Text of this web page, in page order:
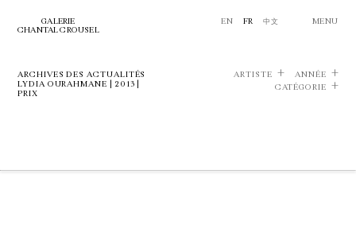
GALERIE
CHANTAL CROUSEL
EN FR 中文 MENU
ARCHIVES DES ACTUALITÉS
LYDIA OURAHMANE | 2013 |
PRIX
ARTISTE
ANNÉE
CATÉGORIE